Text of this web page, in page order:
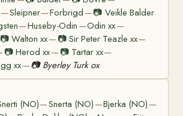
—Sleipner—Forbrigd —📷 Veikle Balder
—Huseby-Odin —Odin xx—
📷Walton xx— 📷 Sir Peter Teazle xx—
📷Herod xx— 📷 Tartar xx—
xx—📷 Byerley Turk ox
(NO)—Snerta (NO) —Bjerka (NO) —